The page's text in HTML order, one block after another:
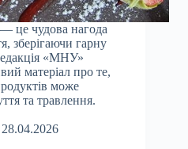
це чудова нагода
зберігаючи гарну
«МНУ»
матеріал про те,
може
та травлення.
28.04.2026